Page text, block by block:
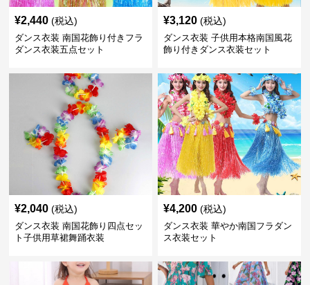
¥2,440 (税込)
ダンス衣装 南国花飾り付きフラ
ダンス衣装五点セット
¥3,120 (税込)
ダンス衣装 子供用本格南国風花
飾り付きダンス衣装セット
¥2,040 (税込)
ダンス衣装 南国花飾り四点セッ
ト子供用草裙舞踊衣装
¥4,200 (税込)
ダンス衣装 華やか南国フラダン
ス衣装セット